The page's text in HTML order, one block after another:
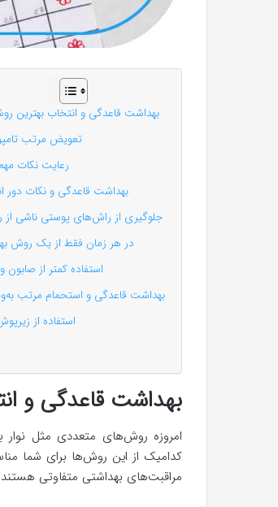
بهداشت قاعدگی و انتخاب بهترین
تعویض مرتب
رعایت نکات
بهداشت قاعدگی و نکات دور
جلوگیری از راش‌های پوستی ناشی از
در هر زمان فقط از یک روش
استفاده کمتر از
بهداشت قاعدگی و استحمام مرتب
استفاده از
بهداشت قاعدگی و
امروزه روش‌های متعددی مثل
کدامیک از این روش‌ها برای شما
مراقبت‌های بهداشتی متفاوتی